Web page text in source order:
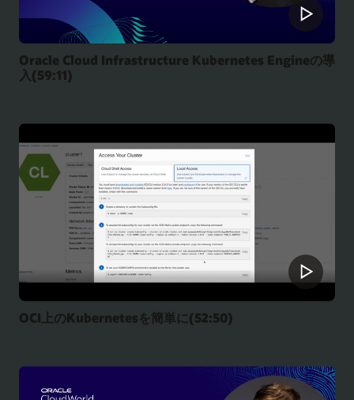
Oracle Cloud Infrastructure Kubernetes Engineの導
入(59:11)
OCI上のKubernetesを簡単に(52:50)